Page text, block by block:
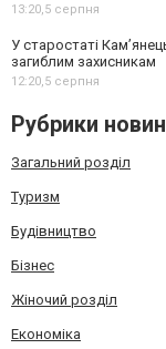
13:20,5 серпня
У старостаті
загиблим захисникам
12:20,5 серпня
Рубрики новин
Загальний розділ
Туризм
Будівництво
Бізнес
Жіночий розділ
Економіка